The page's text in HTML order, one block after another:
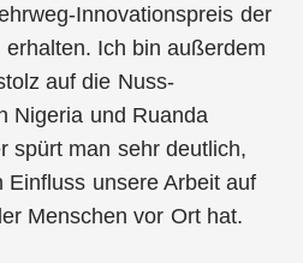
Innovationspreis der
Ich bin außerdem
auf die Nuss-
Nigeria und Ruanda
spürt man sehr deutlich,
unsere Arbeit auf
Menschen vor Ort hat.